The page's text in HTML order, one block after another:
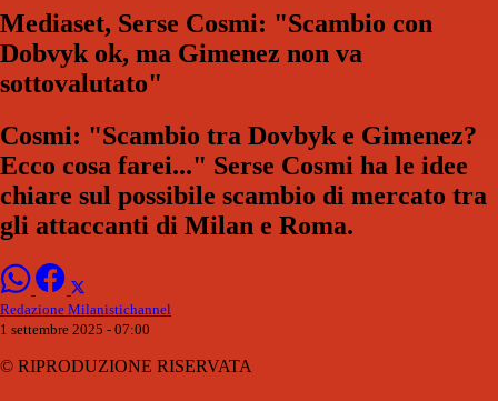
Mediaset, Serse Cosmi: "Scambio con
Dobvyk ok, ma Gimenez non va
sottovalutato"
Cosmi: "Scambio tra Dovbyk e Gimenez?
Ecco cosa farei..." Serse Cosmi ha le idee
chiare sul possibile scambio di mercato tra
gli attaccanti di Milan e Roma.
Redazione Milanistichannel
1 settembre 2025 - 07:00
© RIPRODUZIONE RISERVATA